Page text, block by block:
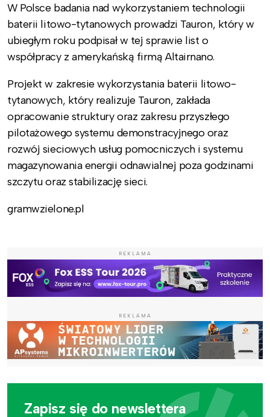
W Polsce badania nad wykorzystaniem technologii
baterii litowo-tytanowych prowadzi Tauron, który w
ubiegłym roku podpisał w tej sprawie list o
współpracy z amerykańską firmą Altairnano.
Projekt w zakresie wykorzystania baterii litowo-
tytanowych, który realizuje Tauron, zakłada
opracowanie struktury oraz zakresu przyszłego
pilotażowego systemu demonstracyjnego oraz
rozwój sieciowych usług pomocniczych i systemu
magazynowania energii odnawialnej poza godzinami
szczytu oraz stabilizację sieci.
gramwzielone.pl
REKLAMA
REKLAMA
Zapisz się do newslettera